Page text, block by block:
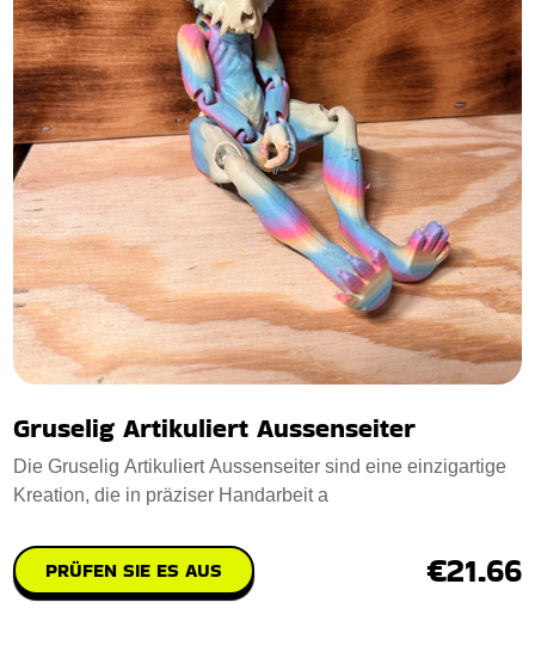
Gruselig Artikuliert Aussenseiter
Die Gruselig Artikuliert Aussenseiter sind eine einzigartige
Kreation, die in präziser Handarbeit a
PRÜFEN SIE ES AUS €21.66